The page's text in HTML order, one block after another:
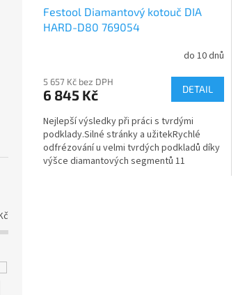
Festool Diamantový kotouč DIA
HARD-D80 769054
do 10 dnů
5 657 Kč bez DPH
6 845 Kč DETAIL
Nejlepší výsledky při práci s tvrdými
podklady.Silné stránky a užitekRychlé
odfrézování u velmi tvrdých podkladů díky
výšce diamantových segmentů 11